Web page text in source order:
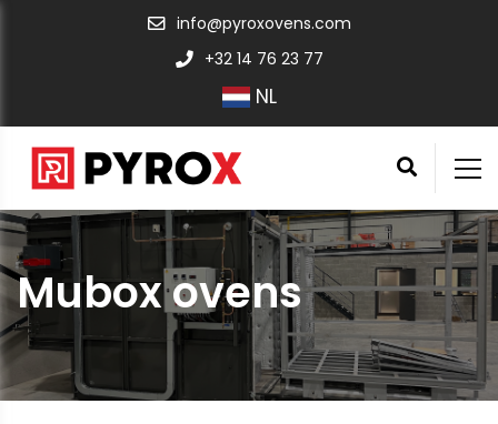
info@pyroxovens.com
+32 14 76 23 77
NL
Mubox ovens